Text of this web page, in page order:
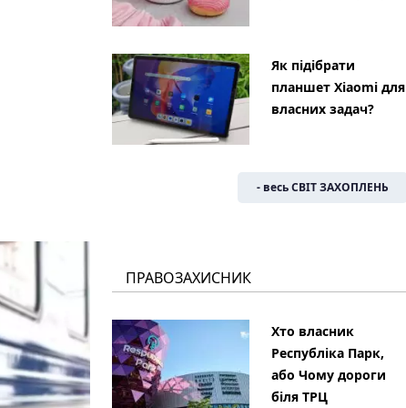
Як підібрати
планшет Xiaomi для
власних задач?
- весь СВІТ ЗАХОПЛЕНЬ
ПРАВОЗАХИСНИК
Хто власник
Республіка Парк,
або Чому дороги
біля ТРЦ